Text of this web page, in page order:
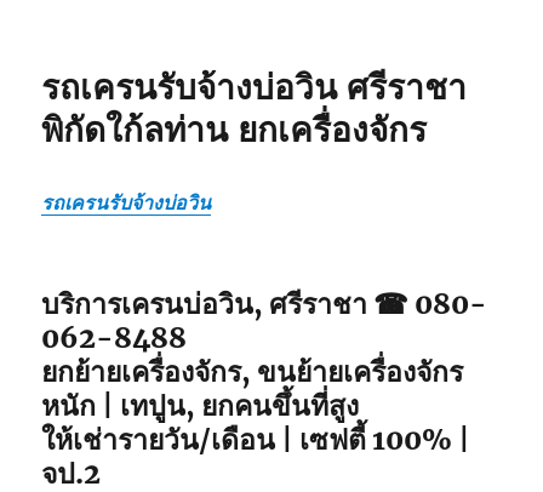
รถเครนรับจ้างบ่อวิน ศรีราชา
พิกัดใก้ลท่าน ยกเครื่องจักร
รถเครนรับจ้างบ่อวิน
บริการเครนบ่อวิน, ศรีราชา ☎ 080-
062-8488
ยกย้ายเครื่องจักร, ขนย้ายเครื่องจักร
หนัก | เทปูน, ยกคนขึ้นที่สูง
ให้เช่ารายวัน/เดือน | เซฟตี้ 100% |
จป.2